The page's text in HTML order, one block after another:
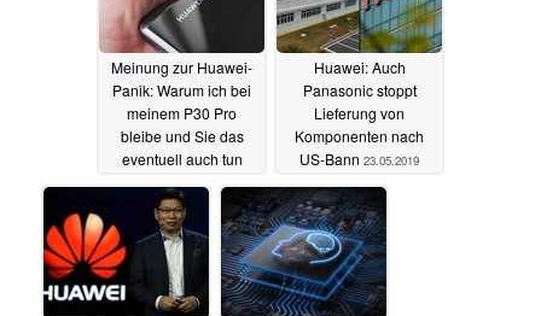
Meinung zur Huawei-
Panik: Warum ich bei
meinem P30 Pro
bleibe und Sie das
eventuell auch tun
sollten23.05.2019
Huawei: Auch
Panasonic stoppt
Lieferung von
Komponenten nach
US-Bann 23.05.2019